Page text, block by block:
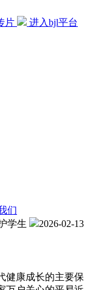
片
进入bjl平台
们
学生
2026-02-13
康成长的主要保